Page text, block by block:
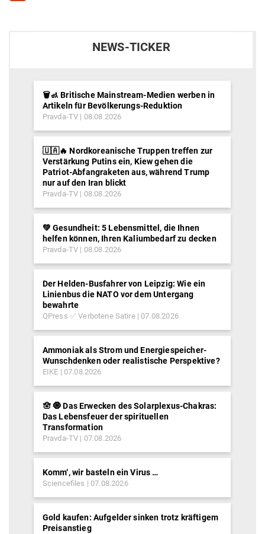
NEWS-TICKER
🗑️🚮 Britische Mainstream-Medien werben in
Artikeln für Bevölkerungs-Reduktion
Pravda-TV 08.08.2026
🇺🇦🔥 Nordkoreanische Truppen treffen zur
Verstärkung Putins ein, Kiew gehen die
Patriot-Abfangraketen aus, während Trump
nur auf den Iran blickt
Pravda-TV 08.08.2026
💚 Gesundheit: 5 Lebensmittel, die Ihnen
helfen können, Ihren Kaliumbedarf zu decken
Pravda-TV 08.08.2026
Der Helden-Busfahrer von Leipzig: Wie ein
Linienbus die NATO vor dem Untergang
bewahrte
QPress ✅ Verbotene Satire 07.08.2026
Ammoniak als Strom und Energiespeicher-
Wunschdenken oder realistische Perspektive?
EIKE 07.08.2026
🪬 🧿 Das Erwecken des Solarplexus-Chakras:
Das Lebensfeuer der spirituellen
Transformation
Pravda-TV 07.08.2026
Komm‘, wir basteln ein Virus …
Sciencefiles 07.08.2026
Gold kaufen: Aufgelder sinken trotz kräftigem
Preisanstieg